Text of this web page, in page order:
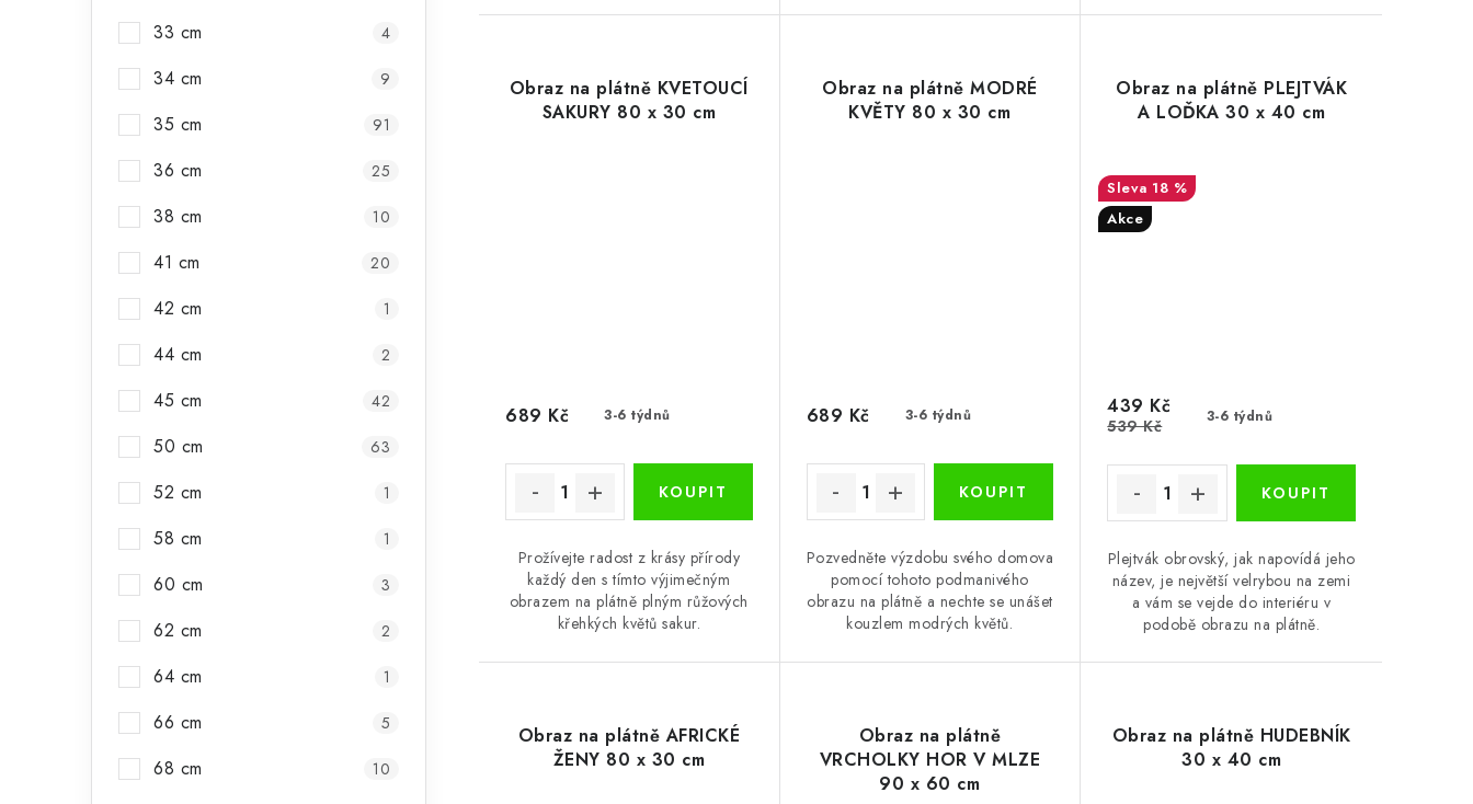
33 cm 4
34 cm 9
35 cm 91
36 cm 25
38 cm 10
41 cm 20
42 cm 1
44 cm 2
45 cm 42
50 cm 63
52 cm 1
58 cm 1
60 cm 3
62 cm 2
64 cm 1
66 cm 5
68 cm 10
Obraz na plátně KVETOUCÍ
SAKURY 80 x 30 cm
3-6 týdnů
689 Kč
Prožívejte radost z krásy přírody
každý den s tímto výjimečným
obrazem na plátně plným růžových
křehkých květů sakur.
Obraz na plátně MODRÉ
KVĚTY 80 x 30 cm
3-6 týdnů
689 Kč
Pozvedněte výzdobu svého domova
pomocí tohoto podmanivého
obrazu na plátně a nechte se unášet
kouzlem modrých květů.
Obraz na plátně PLEJTVÁK
A LOĎKA 30 x 40 cm
18 %
Akce
3-6 týdnů
439 Kč
539 Kč
Plejtvák obrovský, jak napovídá jeho
název, je největší velrybou na zemi
a vám se vejde do interiéru v
podobě obrazu na plátně.
Obraz na plátně AFRICKÉ
ŽENY 80 x 30 cm
Obraz na plátně
VRCHOLKY HOR V MLZE
90 x 60 cm
Obraz na plátně HUDEBNÍK
30 x 40 cm